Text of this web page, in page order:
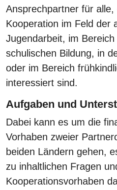
Ansprechpartner für alle,
Kooperation im Feld der
Jugendarbeit, im
schulischen Bildung, in
oder im Bereich
interessiert sind.
Aufgaben und
Dabei kann es um die
Vorhaben zweier
beiden Ländern gehen,
zu inhaltlichen Fragen
Kooperationsvorhaben